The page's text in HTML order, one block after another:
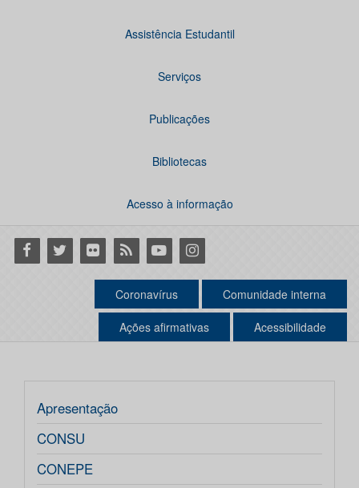
Assistência Estudantil
Serviços
Publicações
Bibliotecas
Acesso à informação
Facebook
Twitter Flickr RSS YoutubeInstagram
Coronavírus Comunidade interna
Ações afirmativas Acessibilidade
Apresentação
CONSU
CONEPE